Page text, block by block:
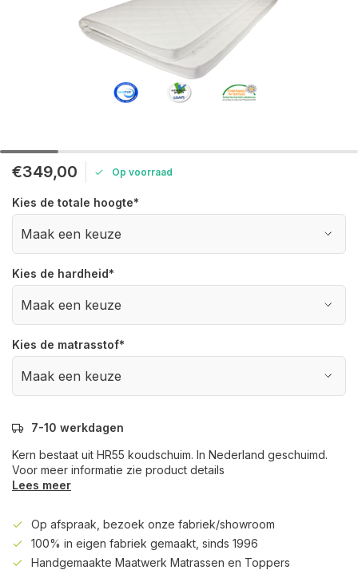
€349,00 Op voorraad
Kies de totale hoogte*
Kies de hardheid*
Kies de matrasstof*
7-10 werkdagen
Kern bestaat uit HR55 koudschuim. In Nederland geschuimd.
Voor meer informatie zie product details
Lees meer
Op afspraak, bezoek onze fabriek/showroom
100% in eigen fabriek gemaakt, sinds 1996
Handgemaakte Maatwerk Matrassen en Toppers